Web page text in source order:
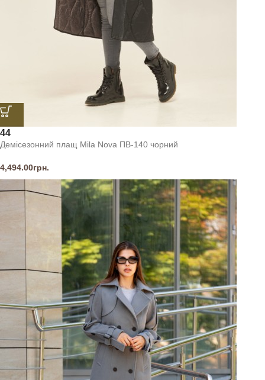
44
Демісезонний плащ Mila Nova ПВ-140 чорний
4,494.00грн.